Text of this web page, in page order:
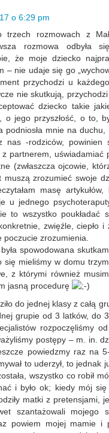
o 6:29 pm
trzech rozmowach z
rozmowa
że moje dziecko
– nie udaje się go
przychodzi u
nie skutkują,
dziecko takie
o jego przyszłość, o to,
podniosła mnie na
nas -rodziców, powinien
z partnerem,
(zwłaszcza ojcowie,
muszą zrozumieć swoje
masę
u jednego
to wszystko
zwięźle, ciepło
zrozumienia.
spowodowana
się mieliśmy w domu
z którymi również
jasną procedurę
do jednej klasy z całą
grupie od 3 latków, do
rozpoczęliśmy
postępy – m. in.
powiedzmy raz na
to uderzył, to jednak
wszystko co robił
i było ok; kiedy mój
matki z pretensjami,
szantażowali
powiem mojej mamie